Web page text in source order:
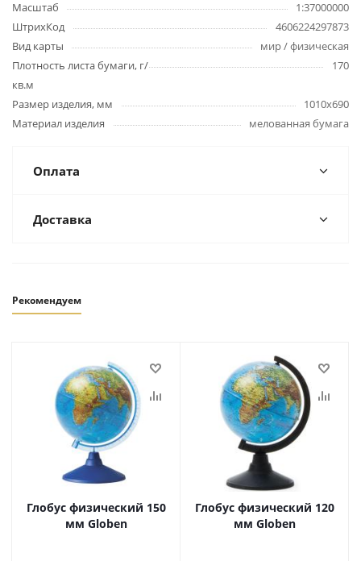
Масштаб
1:37000000
ШтрихКод
4606224297873
Вид карты
мир / физическая
Плотность листа бумаги, г/
кв.м
170
Размер изделия, мм
1010х690
Материал изделия
мелованная бумага
Оплата
Доставка
Рекомендуем
Глобус физический 150
мм Globen
Глобус физический 120
мм Globen